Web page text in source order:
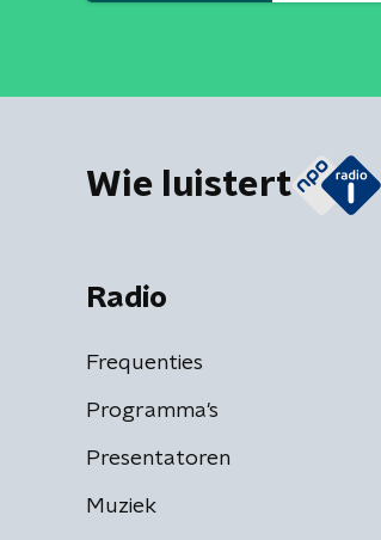
Wie luistert
Radio
Frequenties
Programma's
Presentatoren
Muziek